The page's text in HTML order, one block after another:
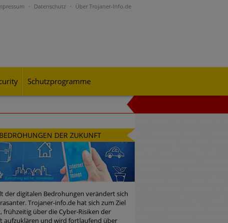
Datenschutz Über Trojaner-Info.de
Schutzprogramme
Engineering-Betrugsmaschen und
– was CISOs jetzt für
Bedrohungspotential nicht
BEDROHUNGEN DER ZUKUNFT
der digitalen Bedrohungen verändert sich
Trojaner-info.de hat sich zum Ziel
frühzeitig über die Cyber-Risiken der
aufzuklären und wird fortlaufend über